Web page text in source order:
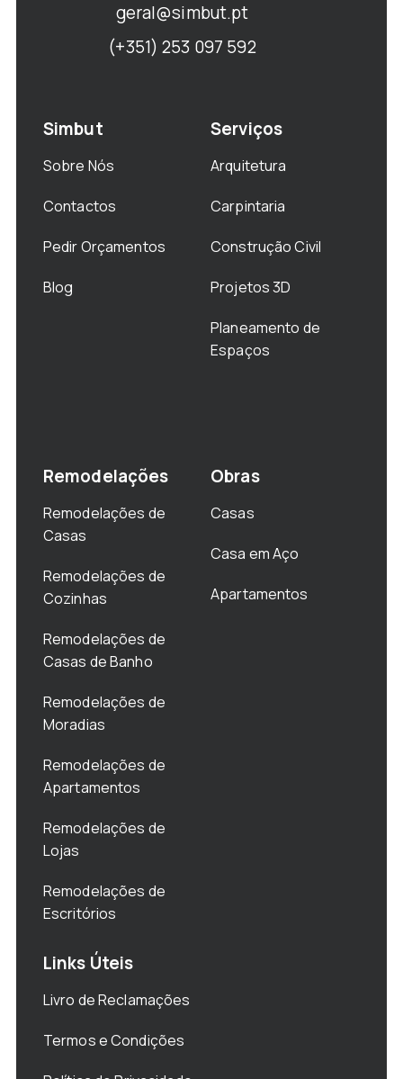
geral@simbut.pt
(+351) 253 097 592
Simbut
Sobre Nós
Contactos
Pedir Orçamentos
Blog
Serviços
Arquitetura
Carpintaria
Construção Civil
Projetos 3D
Planeamento de
Espaços
Remodelações
Remodelações de
Casas
Remodelações de
Cozinhas
Remodelações de
Casas de Banho
Remodelações de
Moradias
Remodelações de
Apartamentos
Remodelações de
Lojas
Remodelações de
Escritórios
Obras
Casas
Casa em Aço
Apartamentos
Links Úteis
Livro de Reclamações
Termos e Condições